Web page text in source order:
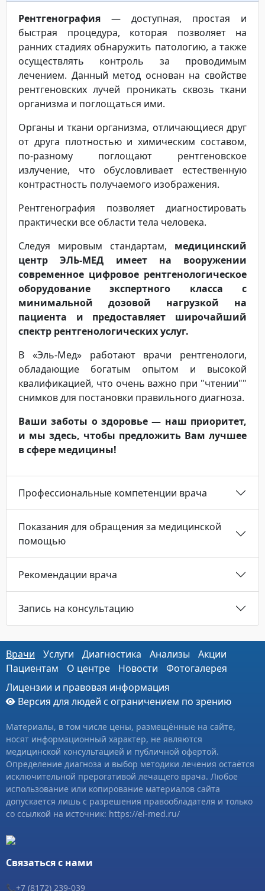
Рентгенография — доступная, простая и
быстрая процедура, которая позволяет на
ранних стадиях обнаружить патологию, а также
осуществлять контроль за проводимым
лечением. Данный метод основан на свойстве
рентгеновских лучей проникать сквозь ткани
организма и поглощаться ими.
Органы и ткани организма, отличающиеся друг
от друга плотностью и химическим составом,
по-разному поглощают рентгеновское
излучение, что обусловливает естественную
контрастность получаемого изображения.
Рентгенография позволяет диагностировать
практически все области тела человека.
Следуя мировым стандартам, медицинский
центр ЭЛЬ-МЕД имеет на вооружении
современное цифровое рентгенологическое
оборудование экспертного класса с
минимальной дозовой нагрузкой на
пациента и предоставляет широчайший
спектр рентгенологических услуг.
В «Эль-Мед» работают врачи рентгенологи,
обладающие богатым опытом и высокой
квалификацией, что очень важно при "чтении""
снимков для постановки правильного диагноза.
Ваши заботы о здоровье — наш приоритет,
и мы здесь, чтобы предложить Вам лучшее
в сфере медицины!
Профессиональные компетенции врача
Показания для обращения за медицинской
помощью
Рекомендации врача
Запись на консультацию
Врачи Услуги Диагностика Анализы
Акции
Пациентам
О центре Новости
Фотогалерея
Лицензии и правовая информация
Версия для людей с ограничением по зрению
Материалы, в том числе цены, размещённые на сайте,
носят информационный характер, не являются
медицинской консультацией и публичной офертой.
Определение диагноза и выбор методики лечения остаётся
исключительной прерогативой лечащего врача. Любое
использование или копирование материалов сайта
допускается лишь с разрешения правообладателя и только
со ссылкой на источник: https://el-med.ru/
Связаться с нами
📞+7 (8172) 239-039